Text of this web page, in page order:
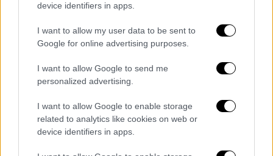
device identifiers in apps.
I want to allow my user data to be sent to
Google for online advertising purposes.
I want to allow Google to send me
personalized advertising.
I want to allow Google to enable storage
related to analytics like cookies on web or
device identifiers in apps.
Τεχνολογία|17.03.2025 12:50
Τέλος στη θύρα φόρτισης στα νέα
iPhone; Οι σκέψεις της Apple